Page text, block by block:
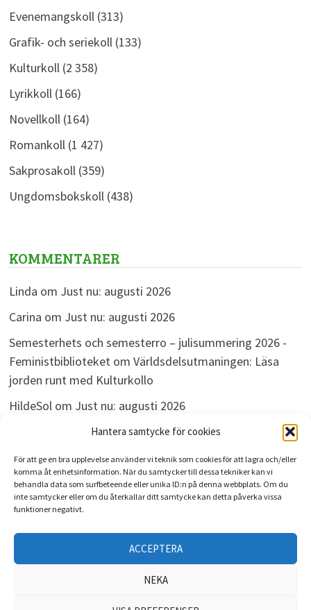
Hantera samtycke för cookies
För att ge en bra upplevelse använder vi teknik som cookies för att lagra och/eller
komma åt enhetsinformation. När du samtycker till dessa tekniker kan vi
behandla data som surfbeteende eller unika ID:n på denna webbplats. Om du
inte samtycker eller om du återkallar ditt samtycke kan detta påverka vissa
funktioner negativt.
ACCEPTERA
NEKA
Evenemangskoll(313)
Grafik- och seriekoll(133)
Kulturkoll(2 358)
Lyrikkoll(166)
Novellkoll(164)
Romankoll(1 427)
Sakprosakoll(359)
Ungdomsbokskoll(438)
KOMMENTARER
Linda om Just nu: augusti 2026
Carina om Just nu: augusti 2026
Semesterhets och semesterro – julisummering 2026 -
Feministbiblioteketom Världsdelsutmaningen: Läsa
jorden runt med Kulturkollo
HildeSolom Just nu: augusti 2026
omJust nu: augusti 2026
ARKIV